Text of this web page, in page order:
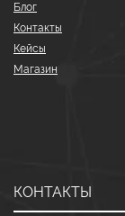
Блог
Контакты
Кейсы
Магазин
КОНТАКТЫ